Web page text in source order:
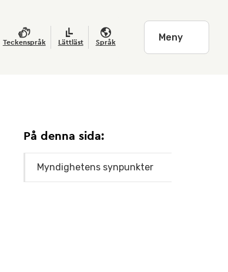
Teckenspråk Lättläst Språk Meny
På denna sida:
Myndighetens synpunkter